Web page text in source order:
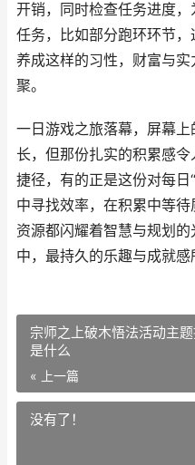
开销，同时检查任务进度
任务，比如部分跑环环节，
养成这样的习性，财富与
聚。
一日游戏之旅落幕，屏幕
长，但那份扎实的积累感
捷径，有的正是这份对每日
中寻找效率，在积累中等
资源都闪耀着智慧与规划
中，最持久的乐趣与成就感
宗师之上破木悟法活动主
是什么
« 上一篇
没有了！